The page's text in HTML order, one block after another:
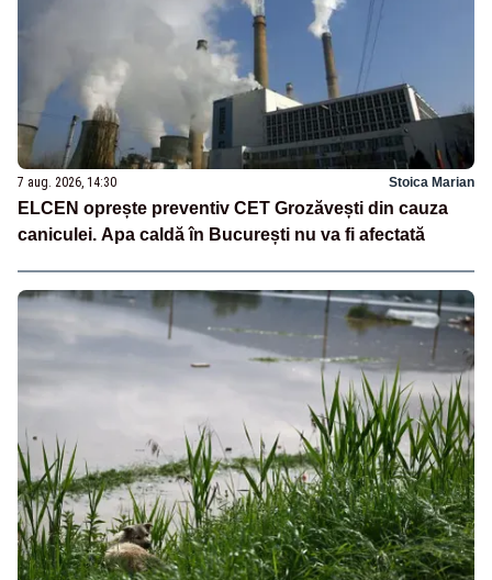
7 aug. 2026, 14:30 Stoica Marian
ELCEN oprește preventiv CET Grozăvești din cauza
caniculei. Apa caldă în București nu va fi afectată